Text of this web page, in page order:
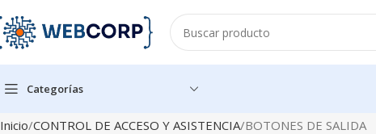
Categorías
Inicio CONTROL DE ACCESO Y ASISTENCIA BOTONES DE SALIDA